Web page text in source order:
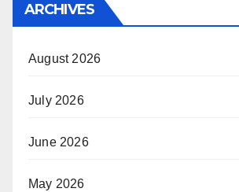
ARCHIVES
August 2026
July 2026
June 2026
May 2026